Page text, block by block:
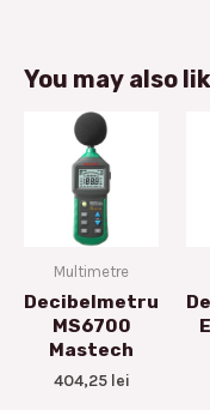
You may also
Multimetre
Decibelmetru
MS6700
Mastech
404,25 lei